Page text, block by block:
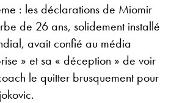
: les déclarations de Miomir
de 26 ans, solidement installé
avait confié au média
» et sa « déception » de voir
le quitter brusquement pour